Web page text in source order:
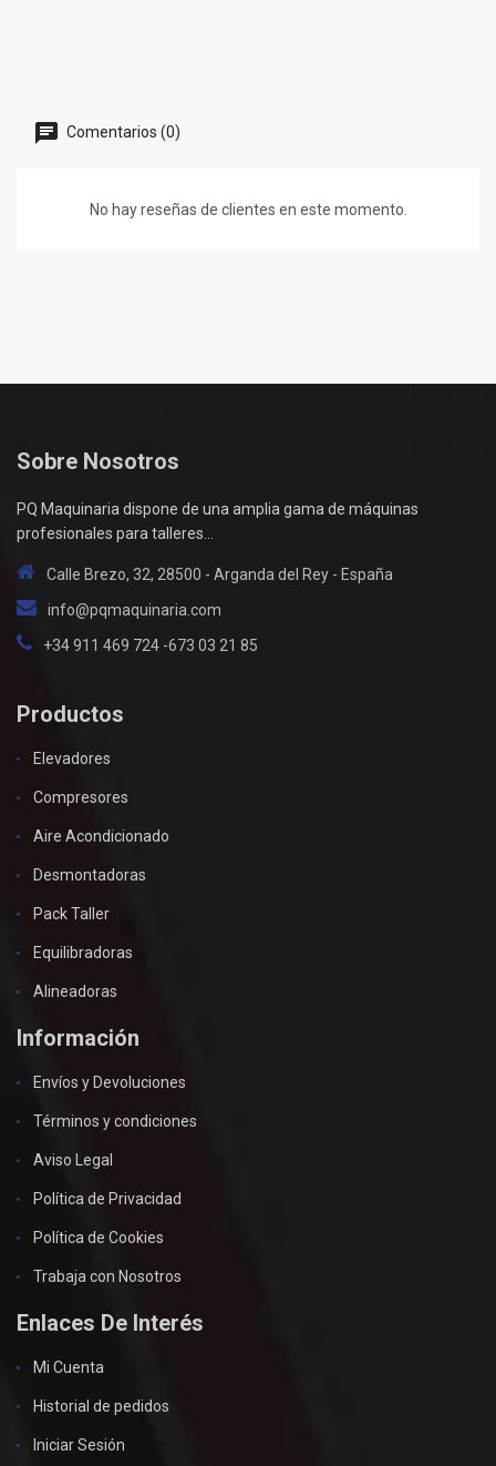
Comentarios (0)
No hay reseñas de clientes en este momento.
Sobre Nosotros
PQ Maquinaria dispone de una amplia gama de máquinas
profesionales para talleres...
Calle Brezo, 32, 28500 - Arganda del Rey - España
info@pqmaquinaria.com
+34 911 469 724 -673 03 21 85
Productos
Elevadores
Compresores
Aire Acondicionado
Desmontadoras
Pack Taller
Equilibradoras
Alineadoras
Información
Envíos y Devoluciones
Términos y condiciones
Aviso Legal
Política de Privacidad
Política de Cookies
Trabaja con Nosotros
Enlaces De Interés
Mi Cuenta
Historial de pedidos
Iniciar Sesión